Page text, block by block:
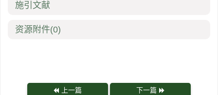
施引文献
资源附件(0)
上一篇 下一篇